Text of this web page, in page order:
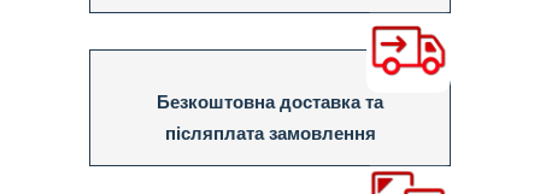
Безкоштовна доставка та
післяплата замовлення